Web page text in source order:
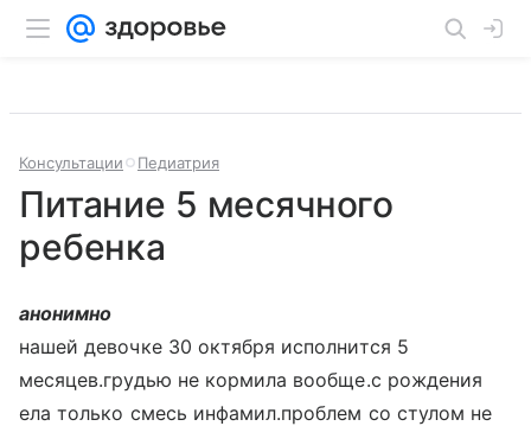
Консультации Педиатрия
Питание 5 месячного
ребенка
анонимно
нашей девочке 30 октября исполнится 5
месяцев.грудью не кормила вообще.с рождения
ела только смесь инфамил.проблем со стулом не